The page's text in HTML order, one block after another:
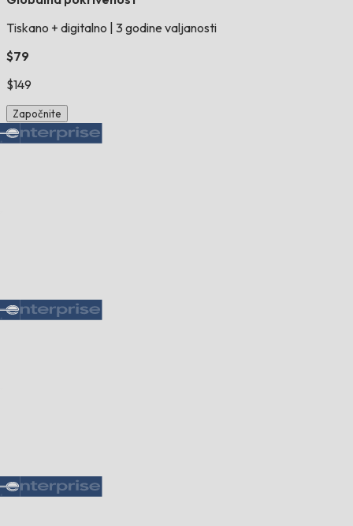
Tiskano + digitalno 3 godine valjanosti
$79
$149
Započnite